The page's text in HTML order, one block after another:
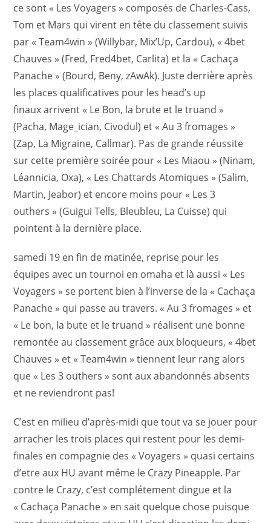
ce sont « Les Voyagers » composés de Charles-Cass,
Tom et Mars qui virent en tête du classement suivis
par « Team4win » (Willybar, Mix’Up, Cardou), « 4bet
Chauves » (Fred, Fred4bet, Carlita) et la « Cachaça
Panache » (Bourd, Beny, zAwAk). Juste derrière après
les places qualificatives pour les head’s up
finaux arrivent « Le Bon, la brute et le truand »
(Pacha, Mage_ician, Civodul) et « Au 3 fromages »
(Zap, La Migraine, Callmar). Pas de grande réussite
sur cette première soirée pour « Les Miaou » (Ninam,
Léannicia, Oxa), « Les Chattards Atomiques » (Salim,
Martin, Jeabor) et encore moins pour « Les 3
outhers » (Guigui Tells, Bleubleu, La Cuisse) qui
pointent à la dernière place.
samedi 19 en fin de matinée, reprise pour les
équipes avec un tournoi en omaha et là aussi « Les
Voyagers » se portent bien à l’inverse de la « Cachaça
Panache » qui passe au travers. « Au 3 fromages » et
« Le bon, la bute et le truand » réalisent une bonne
remontée au classement grâce aux bloqueurs, « 4bet
Chauves » et « Team4win » tiennent leur rang alors
que « Les 3 outhers » sont aux abandonnés absents
et ne reviendront pas!
C’est en milieu d’après-midi que tout va se jouer pour
arracher les trois places qui restent pour les demi-
finales en compagnie des « Voyagers » quasi certains
d’etre aux HU avant même le Crazy Pineapple. Par
contre le Crazy, c’est complétement dingue et la
« Cachaça Panache » en sait quelque chose puisque